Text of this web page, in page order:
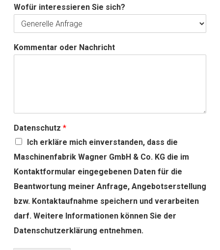
Wofür interessieren Sie sich?
Kommentar oder Nachricht
Datenschutz *
Ich erkläre mich einverstanden, dass die
Maschinenfabrik Wagner GmbH & Co. KG die im
Kontaktformular eingegebenen Daten für die
Beantwortung meiner Anfrage, Angebotserstellung
bzw. Kontaktaufnahme speichern und verarbeiten
darf. Weitere Informationen können Sie der
Datenschutzerklärung entnehmen.